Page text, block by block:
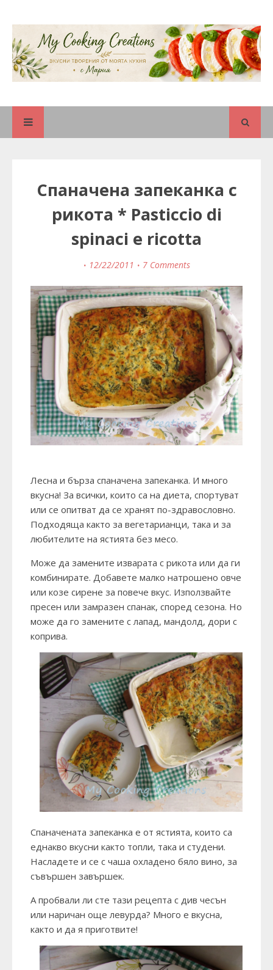
Спаначена запеканка с
рикота * Pasticcio di
spinaci e ricotta
12/22/2011 7 Comments
Лесна и бърза спаначена запеканка. И много
вкусна! За всички, които са на диета, спортуват
или се опитват да се хранят по-здравословно.
Подходяща както за вегетарианци, така и за
любителите на ястията без месо.
Може да замените изварата с рикота или да ги
комбинирате. Добавете малко натрошено овче
или козе сирене за повече вкус. Използвайте
пресен или замразен спанак, според сезона. Но
може да го замените с лапад, мандолд, дори с
коприва.
Спаначената запеканка е от ястията, които са
еднакво вкусни както топли, така и студени.
Насладете и се с чаша охладено бяло вино, за
съвършен завършек.
А пробвали ли сте тази рецепта с див чесън
или наричан още левурда? Много е вкусна,
както и да я приготвите!